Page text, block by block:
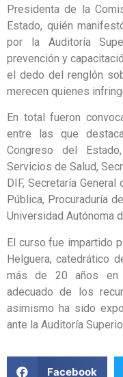
Presidenta de la
Estado, quién
por la Auditoría
prevención y
el dedo del renglón
merecen quienes
En total fueron
entre las que
Congreso del
Servicios de Salud,
DIF, Secretaría
Pública, Procuraduría
Universidad Autónoma
El curso fue impartido
Helguera, catedrático
más de 20 años en
adecuado de los
asimismo ha sido
ante la Auditoría
Facebook